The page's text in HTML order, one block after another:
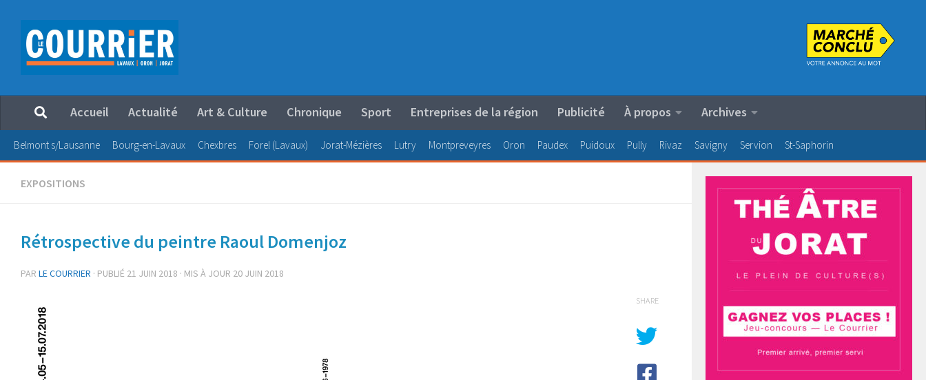
Au dessous du contenu
Accueil Actualité Art & Culture Chronique Sport Entreprises de la région Publicité À propos Archives
Belmont s/Lausanne Bourg-en-Lavaux Chexbres Forel (Lavaux) Jorat-Mézières Lutry Montpreveyres Oron Paudex Puidoux Pully Rivaz Savigny Servion St-Saphorin
EXPOSITIONS
Rétrospective du peintre Raoul Domenjoz
PAR LE COURRIER · PUBLIÉ 21 JUIN 2018 · MIS À JOUR 20 JUIN 2018
SHARE